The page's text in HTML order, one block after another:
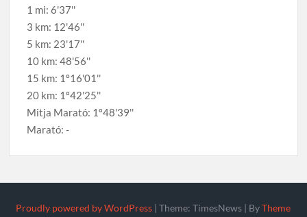
1 mi: 6'37''
3 km: 12'46''
5 km: 23'17''
10 km: 48'56''
15 km: 1º16'01''
20 km: 1º42'25''
Mitja Marató: 1º48'39''
Marató: -
Proudly powered by WordPress |Theme: TimesNews | ByTheme